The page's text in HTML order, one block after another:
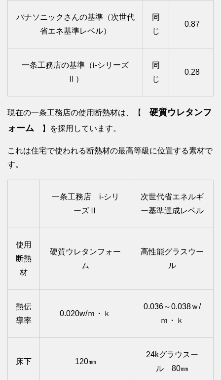
パナソニックさんの基準（次世代
省エネ基準レベル）
同
じ
0.87
一条工務店の基準（i-シリーズ
Ⅱ）
同
じ
0.28
現在の一条工務店の使用断熱材は、【 硬質ウレタンフ
ォーム 】を採用しています。
これは住宅で使われる断熱材の最高等級に位置する素材で
す。
一条工務店 i-シリ
ーズⅡ
次世代省エネルギ
ー基準達成レベル
使用
断熱
材
硬質ウレタンフォー
ム
高性能グラスウー
ル
熱伝
導率
0.020w/ｍ・ｋ
0.036～0.038ｗ/
ｍ・ｋ
床下 120㎜
24kグラウスー
ル 80㎜